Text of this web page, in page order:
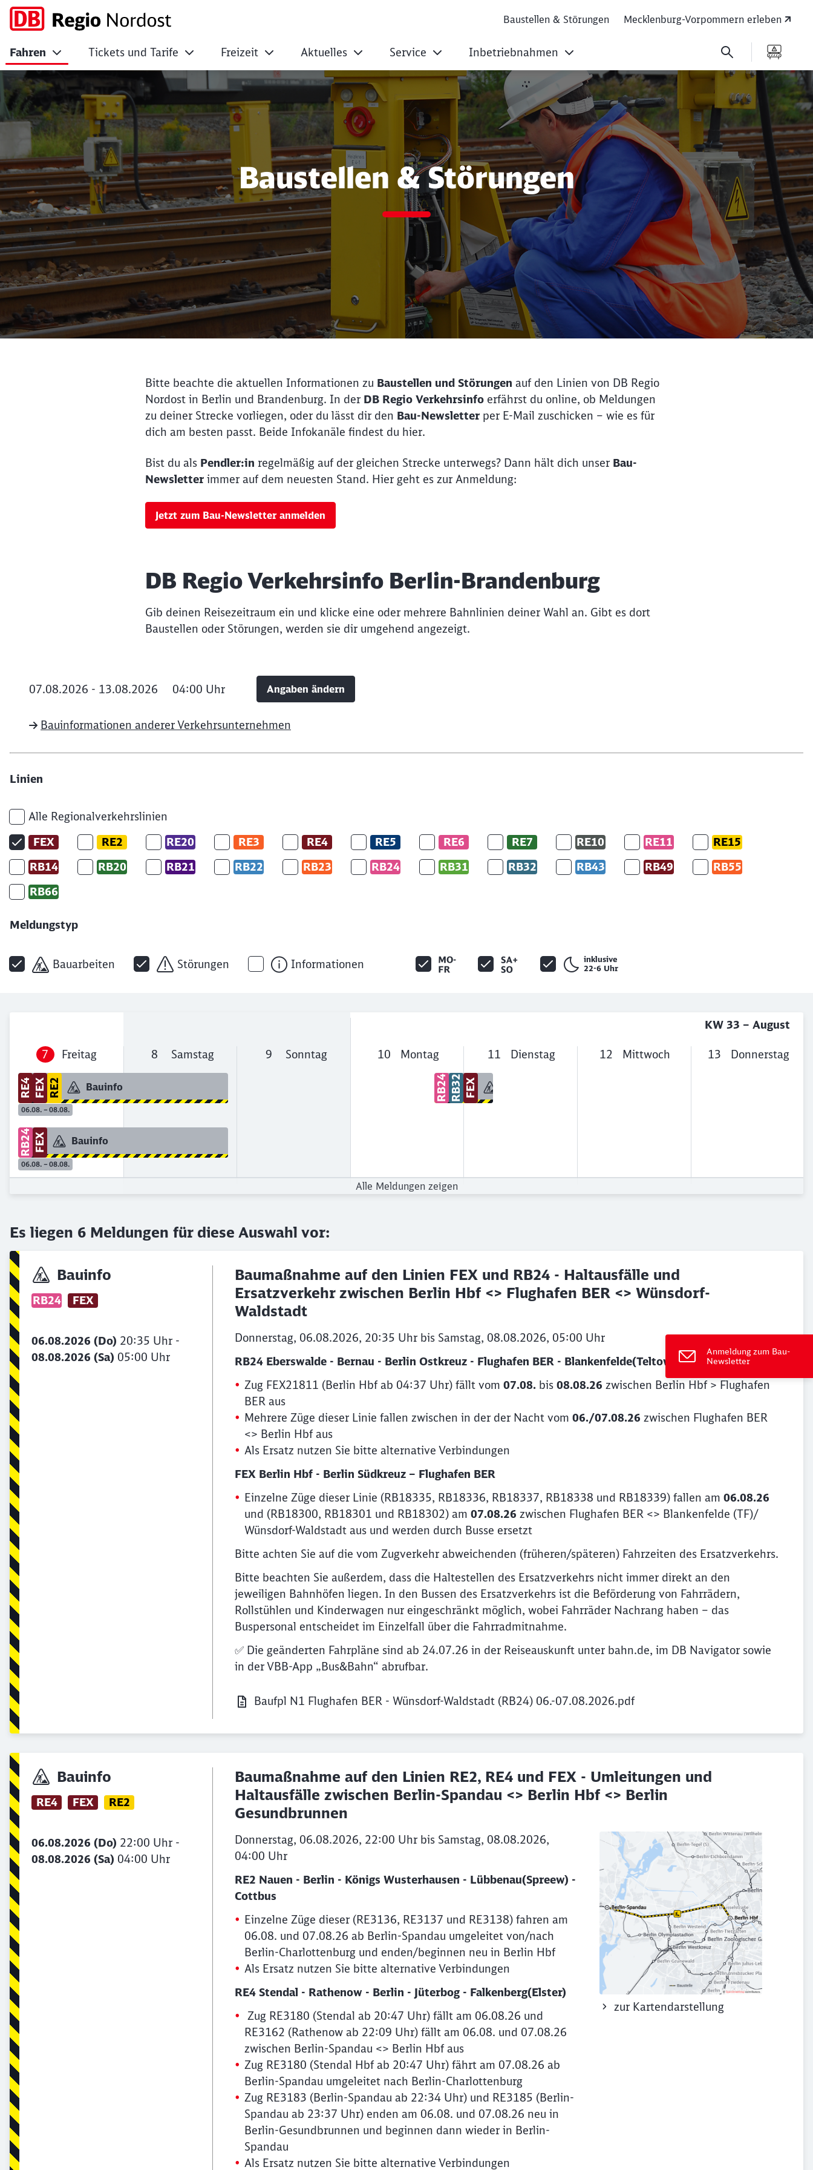
Baustellen und Störungen
Baustellen & Störungen Mecklenburg-Vorpommern erleben
Fahren Tickets und Tarife Freizeit Aktuelles Service Inbetriebnahmen
Anmeldung zum Bau-
Newsletter
Baustellen & Störungen
Bitte beachte die aktuellen Informationen zu Baustellen und Störungen auf den Linien von DB Regio
Nordost in Berlin und Brandenburg. In der DB Regio Verkehrsinfo erfährst du online, ob Meldungen
zu deiner Strecke vorliegen, oder du lässt dir den Bau-Newsletter per E-Mail zuschicken – wie es für
dich am besten passt. Beide Infokanäle findest du hier.
Bist du als Pendler:in regelmäßig auf der gleichen Strecke unterwegs? Dann hält dich unser Bau-
Newsletter immer auf dem neuesten Stand. Hier geht es zur Anmeldung:
Jetzt zum Bau-Newsletter anmelden
DB Regio Verkehrsinfo Berlin-Brandenburg
Gib deinen Reisezeitraum ein und klicke eine oder mehrere Bahnlinien deiner Wahl an. Gibt es dort
Baustellen oder Störungen, werden sie dir umgehend angezeigt.
07.08.2026 - 13.08.2026 04:00 Uhr Angaben ändern
Bauinformationen anderer Verkehrsunternehmen
Linien
Alle Regionalverkehrslinien
FEX
RE2 RE20 RE3 RE4 RE5 RE6 RE7 RE10 RE11
RE15
RB14
RB20 RB21 RB22 RB23 RB24 RB31 RB32 RB43 RB49
RB55
RB66
Meldungstyp
Bauarbeiten Störungen Informationen
inklusive
22-6 Uhr
7 Freitag 8 Samstag 9 Sonntag 10 Montag 11 Dienstag 12 Mittwoch
KW 33 – August
13 Donnerstag
RE4 FEX RE2 Bauinfo
06.08. – 08.08.
RB24 FEX Bauinfo
06.08. – 08.08.
RB24 RB32 FEX
Alle Meldungen zeigen
Es liegen 6 Meldungen für diese Auswahl vor:
Bauinfo
RB24 FEX
06.08.2026 (Do) 20:35 Uhr -
08.08.2026 (Sa) 05:00 Uhr
Baumaßnahme auf den Linien FEX und RB24 - Haltausfälle und
Ersatzverkehr zwischen Berlin Hbf <> Flughafen BER <> Wünsdorf-
Waldstadt
Donnerstag, 06.08.2026, 20:35 Uhr bis Samstag, 08.08.2026, 05:00 Uhr
RB24 Eberswalde - Bernau - Berlin Ostkreuz - Flughafen BER - Blankenfelde(Teltow-Fläming)
Zug FEX21811 (Berlin Hbf ab 04:37 Uhr) fällt vom 07.08. bis 08.08.26 zwischen Berlin Hbf > Flughafen
BER aus
Mehrere Züge dieser Linie fallen zwischen in der der Nacht vom 06./07.08.26 zwischen Flughafen BER
<> Berlin Hbf aus
Als Ersatz nutzen Sie bitte alternative Verbindungen
FEX Berlin Hbf - Berlin Südkreuz – Flughafen BER
Einzelne Züge dieser Linie (RB18335, RB18336, RB18337, RB18338 und RB18339) fallen am 06.08.26
und (RB18300, RB18301 und RB18302) am 07.08.26 zwischen Flughafen BER <> Blankenfelde (TF)/
Wünsdorf-Waldstadt aus und werden durch Busse ersetzt
Bitte achten Sie auf die vom Zugverkehr abweichenden (früheren/späteren) Fahrzeiten des Ersatzverkehrs.
Bitte beachten Sie außerdem, dass die Haltestellen des Ersatzverkehrs nicht immer direkt an den
jeweiligen Bahnhöfen liegen. In den Bussen des Ersatzverkehrs ist die Beförderung von Fahrrädern,
Rollstühlen und Kinderwagen nur eingeschränkt möglich, wobei Fahrräder Nachrang haben – das
Buspersonal entscheidet im Einzelfall über die Fahrradmitnahme.
✅ Die geänderten Fahrpläne sind ab 24.07.26 in der Reiseauskunft unter bahn.de, im DB Navigator sowie
in der VBB-App „Bus&Bahn“ abrufbar.
Baufpl N1 Flughafen BER - Wünsdorf-Waldstadt (RB24) 06.-07.08.2026.pdf
Bauinfo
RE4 FEX RE2
06.08.2026 (Do) 22:00 Uhr -
08.08.2026 (Sa) 04:00 Uhr
Baumaßnahme auf den Linien RE2, RE4 und FEX - Umleitungen und
Haltausfälle zwischen Berlin-Spandau <> Berlin Hbf <> Berlin
Gesundbrunnen
Donnerstag, 06.08.2026, 22:00 Uhr bis Samstag, 08.08.2026,
04:00 Uhr
RE2 Nauen - Berlin - Königs Wusterhausen - Lübbenau(Spreew) -
Cottbus
Einzelne Züge dieser (RE3136, RE3137 und RE3138) fahren am
06.08. und 07.08.26 ab Berlin-Spandau umgeleitet von/nach
Berlin-Charlottenburg und enden/beginnen neu in Berlin Hbf
Als Ersatz nutzen Sie bitte alternative Verbindungen
RE4 Stendal - Rathenow - Berlin - Jüterbog - Falkenberg(Elster)
Zug RE3180 (Stendal ab 20:47 Uhr) fällt am 06.08.26 und
RE3162 (Rathenow ab 22:09 Uhr) fällt am 06.08. und 07.08.26
zwischen Berlin-Spandau <> Berlin Hbf aus
Zug RE3180 (Stendal Hbf ab 20:47 Uhr) fährt am 07.08.26 ab
Berlin-Spandau umgeleitet nach Berlin-Charlottenburg
Zug RE3183 (Berlin-Spandau ab 22:34 Uhr) und RE3185 (Berlin-
Spandau ab 23:37 Uhr) enden am 06.08. und 07.08.26 neu in
Berlin-Gesundbrunnen und beginnen dann wieder in Berlin-
Spandau
Als Ersatz nutzen Sie bitte alternative Verbindungen
zur Kartendarstellung
Möchten Sie zuweitergeleitet werden?
Abbrechen Weiter